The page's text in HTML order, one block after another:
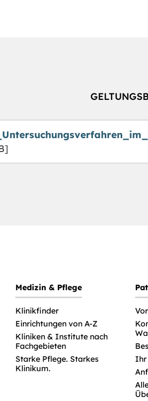
Medizin & Pflege
Klinikfinder
Einrichtungen von A-Z
Kliniken & Institute nach
Fachgebieten
Starke Pflege. Starkes
Klinikum.
Ihr